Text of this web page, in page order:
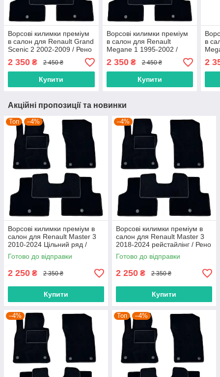
Ворсові килимки преміум
в салон для Renault Grand
Scenic 2 2002-2009 / Рено
Гранд Сценік 2 килимки
2 350 ₴ 2 450 ₴
Купити
Ворсові килимки преміум
в салон для Renault
Megane 1 1995-2002 /
Рено Меган 1 килимки
2 350₴ 2 450 ₴
Купити
в
2
Акційні пропозиції та новинки
Топ –4%
Ворсові килимки преміум в
салон для Renault Master 3
2010-2024 Цільний ряд /
Рено Мастер 3 килимки
Готово до відправки
2 250 ₴ 2 350 ₴
Купити
–4%
Ворсові килимки преміум в
салон для Renault Master 3
2018-2024 рейстайлінг / Рено
Мастер 3 килимки
Готово до відправки
2 250 ₴ 2 350 ₴
Купити
–4% Топ –4%